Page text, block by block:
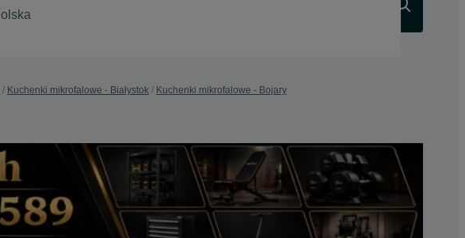
Kuchenki mikrofalowe - Białystok Kuchenki mikrofalowe - Bojary